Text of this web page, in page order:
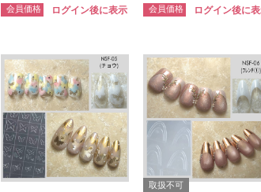
会員価格 ログイン後に表示 会員価格 ログイン後に
取扱不可